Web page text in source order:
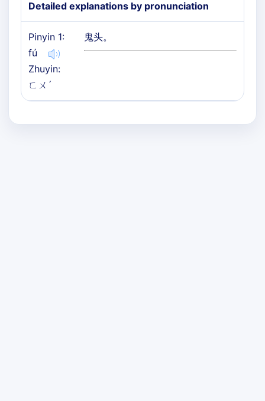
Detailed explanations by pronunciation
Pinyin 1:
fú
Zhuyin:
ㄈㄨˊ
鬼头。